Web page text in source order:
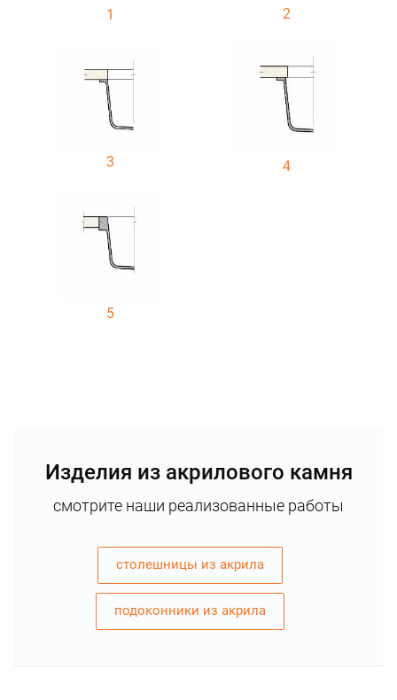
1 2
3 4
5
Изделия из акрилового камня
смотрите наши реализованные работы
столешницы из акрила
подоконники из акрила